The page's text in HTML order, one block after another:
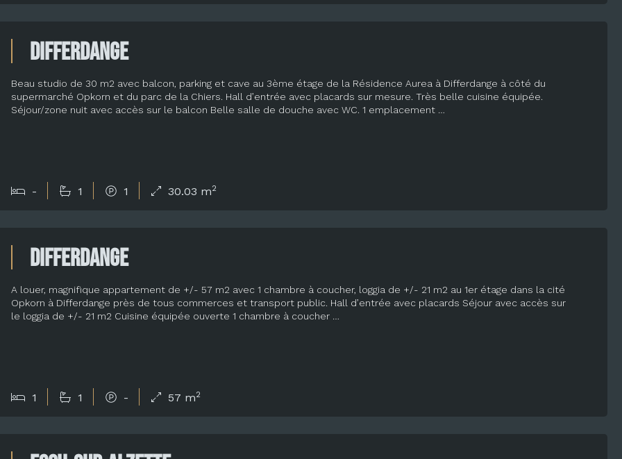
Differdange
Beau studio de 30 m2 avec balcon, parking et cave au 3ème étage de la Résidence Aurea à Differdange à côté du
supermarché Opkorn et du parc de la Chiers. Hall d’entrée avec placards sur mesure. Très belle cuisine équipée.
Séjour/zone nuit avec accès sur le balcon Belle salle de douche avec WC. 1 emplacement …
- 1 1 30.03 m2
Differdange
A louer, magnifique appartement de +/- 57 m2 avec 1 chambre à coucher, loggia de +/- 21 m2 au 1er étage dans la cité
Opkorn à Differdange près de tous commerces et transport public. Hall d’entrée avec placards Séjour avec accès sur
le loggia de +/- 21 m2 Cuisine équipée ouverte 1 chambre à coucher …
1 1 - 57 m2